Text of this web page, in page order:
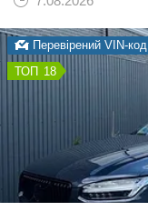
Перевірений VIN-код
18